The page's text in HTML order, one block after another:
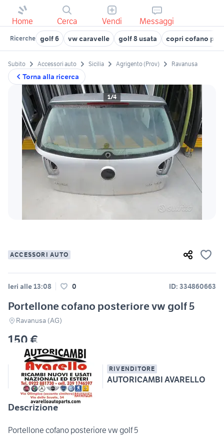
Home Cerca Vendi Messaggi
Ricerche golf 6 vw caravelle golf 8 usata copri cofano
Torna alla ricerca
Subito Accessori auto Sicilia Agrigento (Prov) Ravanusa
1/4
ACCESSORI AUTO
Ieri alle 13:08 0 ID: 334860663
Portellone cofano posteriore vw golf 5
Ravanusa (AG)
150 €
RIVENDITORE
AUTORICAMBI AVARELLO
Descrizione
Portellone cofano posteriore vw golf 5